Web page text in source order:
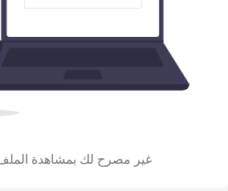
غير مصرح لك بمشاهدة